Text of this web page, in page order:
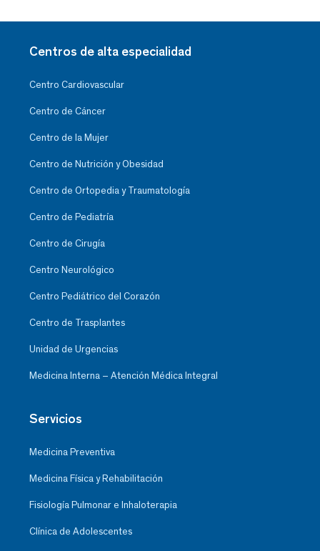
Centros de alta especialidad
Centro Cardiovascular
Centro de Cáncer
Centro de la Mujer
Centro de Nutrición y Obesidad
Centro de Ortopedia y Traumatología
Centro de Pediatría
Centro de Cirugía
Centro Neurológico
Centro Pediátrico del Corazón
Centro de Trasplantes
Unidad de Urgencias
Medicina Interna – Atención Médica Integral
Servicios
Medicina Preventiva
Medicina Física y Rehabilitación
Fisiología Pulmonar e Inhaloterapia
Clínica de Adolescentes